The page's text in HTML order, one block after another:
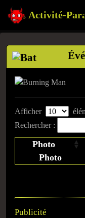
Activité-
Afficher
Rechercher :
Photo
Photo
Publicité